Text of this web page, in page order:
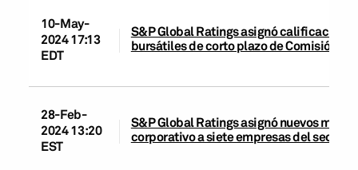
10-May-
2024 17:13
EDT
S&P Global Ratings asignó calificación
bursátiles de corto plazo de Comisión
28-Feb-
2024 13:20
EST
S&P Global Ratings asignó nuevos
corporativo a siete empresas del sector